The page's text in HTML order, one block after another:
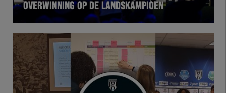
OVERWINNING OP DE LANDSKAMPIOEN